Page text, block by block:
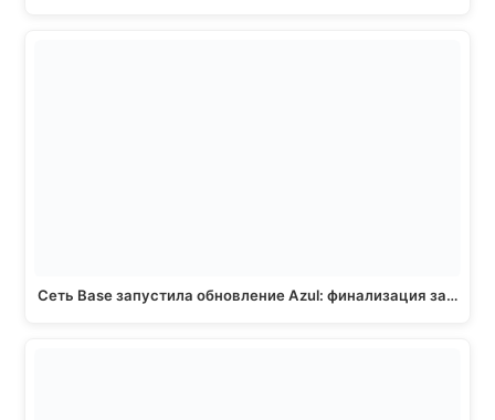
Сеть Base запустила обновление Azul: финализация за…